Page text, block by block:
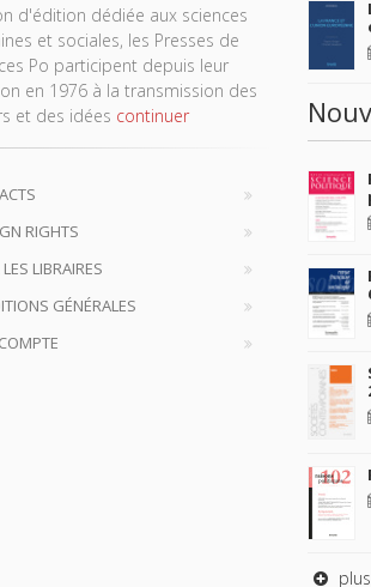
d'édition dédiée aux sciences
et sociales, les Presses de
Po participent depuis leur
en 1976 à la transmission des
et des idées continuer
RIGHTS
LIBRAIRES
GÉNÉRALES